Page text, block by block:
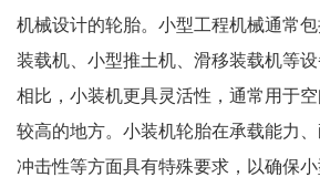
机械设计的轮胎。小型工程机械通常
装载机、小型推土机、滑移装载机等
相比，小装机更具灵活性，通常用于
较高的地方。小装机轮胎在承载能力
冲击性等方面具有特殊要求，以确保